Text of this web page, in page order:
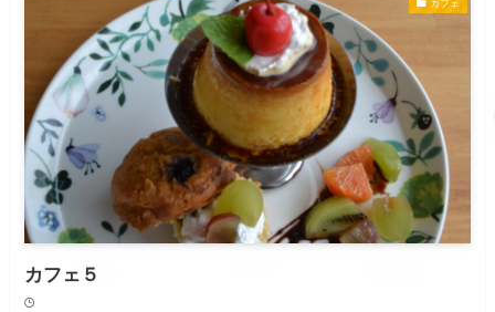
カフェ
カフェ５